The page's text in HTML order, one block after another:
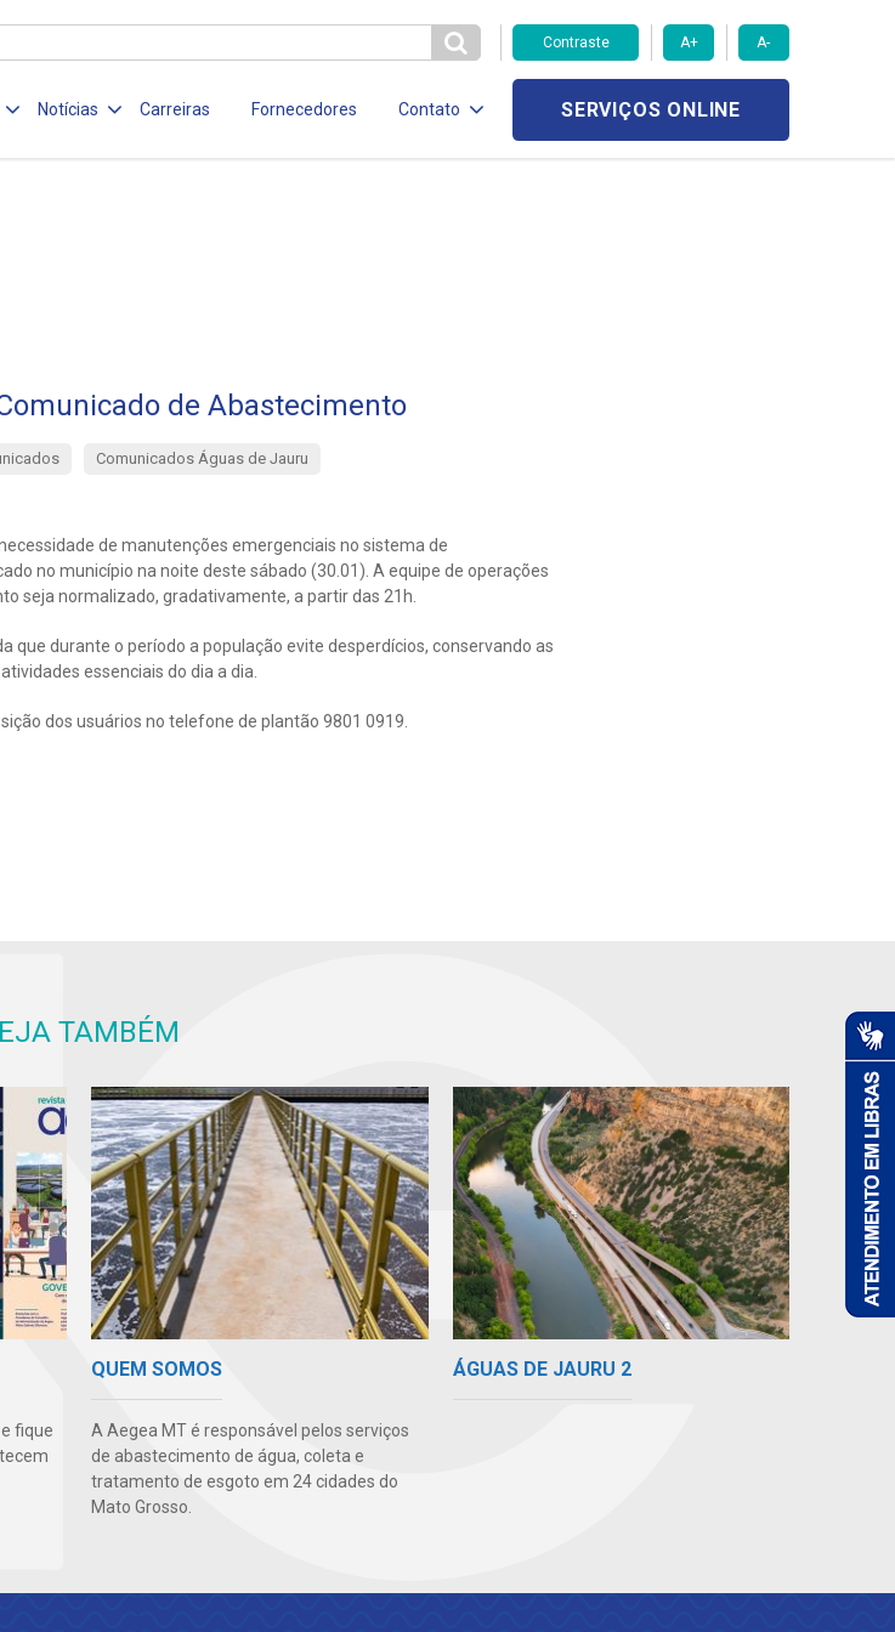
Contraste A+ A-
Notícias Carreiras Fornecedores Contato SERVIÇOS ONLINE
de Abastecimento
Comunicados Águas de Jauru
de manutenções emergenciais no sistema de
no município na noite deste sábado (30.01). A equipe de operações
seja normalizado, gradativamente, a partir das 21h.
que durante o período a população evite desperdícios, conservando as
essenciais do dia a dia.
dos usuários no telefone de plantão 9801 0919.
TAMBÉM
fique
QUEM SOMOS
A Aegea MT é responsável pelos serviços
de abastecimento de água, coleta e
tratamento de esgoto em 24 cidades do
Mato Grosso.
ÁGUAS DE JAURU 2